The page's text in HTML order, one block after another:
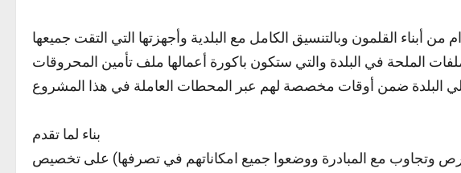
أبناء القلمون وبالتنسيق الكامل مع البلدية وأجهزتها التي التقت جميعها
الملحة في البلدة والتي ستكون باكورة أعمالها ملف تأمين المحروقات
بناء لما تقدم
وتجاوب مع المبادرة ووضعوا جميع امكاناتهم في تصرفها) على تخصيص